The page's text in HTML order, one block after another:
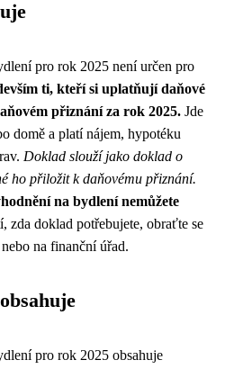
pro rok 2025 není určen pro
ti, kteří si uplatňují daňové
přiznání za rok 2025. Jde
domě a platí nájem, hypotéku
Doklad slouží jako doklad o
ho přiložit k daňovému přiznání.
na bydlení nemůžete
zda doklad potřebujete, obraťte se
na finanční úřad.
pro rok 2025 obsahuje